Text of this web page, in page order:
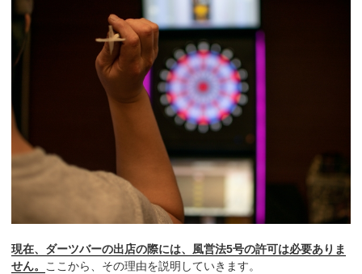
現在、ダーツバーの出店の際には、風営法5号の許可は必要ありま
せん。 ここから、その理由を説明していきます。